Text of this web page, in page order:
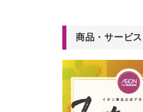
商品・サービス